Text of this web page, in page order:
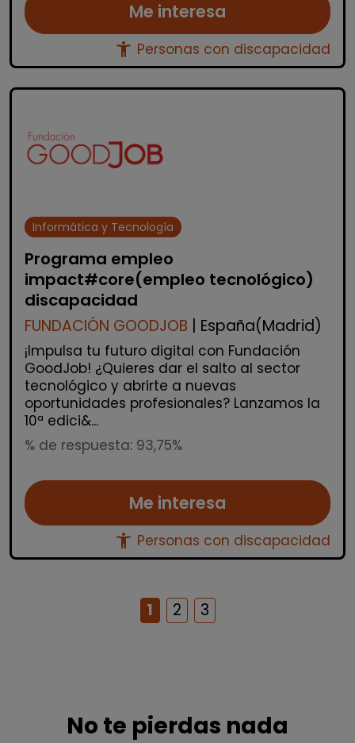
Me interesa
accessibility_new Personas con discapacidad
Informática y Tecnología
Programa empleo
impact#core(empleo tecnológico)
discapacidad
FUNDACIÓN GOODJOB | España(Madrid)
¡Impulsa tu futuro digital con Fundación
GoodJob! ¿Quieres dar el salto al sector
tecnológico y abrirte a nuevas
oportunidades profesionales? Lanzamos la
10ª edici&...
% de respuesta: 93,75%
Me interesa
accessibility_new Personas con discapacidad
1 2 3
No te pierdas nada